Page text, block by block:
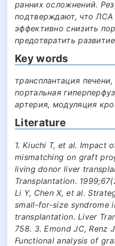
ранних осложнений.
подтверждают, что ЛСА
эффективно снизить
предотвратить
Key words
трансплантация
портальная
артерия, модуляция
Literature
1. Kiuchi T, et al. Impact
mismatching on graft
living donor liver
Transplantation.
Li Y, Chen X, et al.
small-for-size syndrome
transplantation. Liver
758. 3. Emond JC, Renz
Functional analysis of